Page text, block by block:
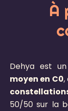
À
Dehya est
moyen en C0,
50/50 sur la